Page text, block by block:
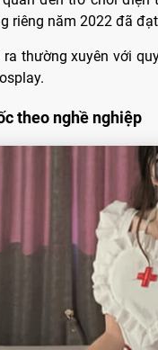
riêng năm 2022 đã
ra thường xuyên với
theo nghề nghiệp